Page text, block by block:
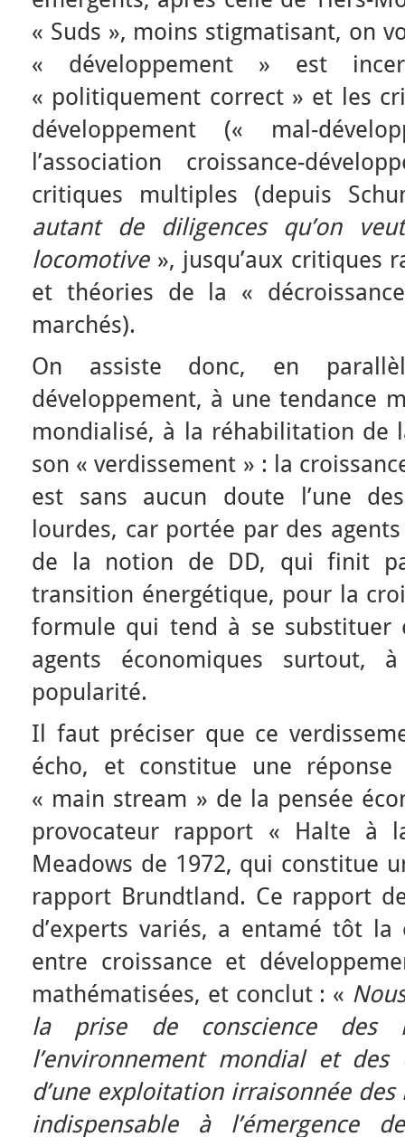
« Suds », moins stigmatisant, on
« développement » est
« politiquement correct » et les
développement (« mal-
l’association croissance-
critiques multiples (depuis
autant de diligences qu’on
locomotive», jusqu’aux critiques
et théories de la «
marchés).
On assiste donc, en
développement, à une tendance
mondialisé, à la réhabilitation de
son « verdissement » : la
est sans aucun doute l’une
lourdes, car portée par des
de la notion de DD, qui finit
transition énergétique, pour la
formule qui tend à se substituer
agents économiques
popularité.
Il faut préciser que ce
écho, et constitue une
« main stream » de la pensée
provocateur rapport « Halte à
Meadows de 1972, qui constitue
rapport Brundtland. Ce rapport
d’experts variés, a entamé tôt
entre croissance et
mathématisées, et conclut : «
la prise de conscience des
l’environnement mondial et des
d’une exploitation irraisonnée
indispensable à l’émergence